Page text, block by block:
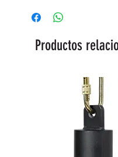
Productos